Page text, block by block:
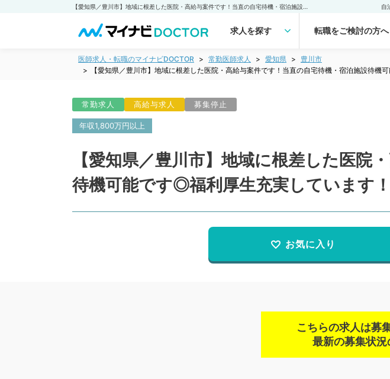
自
求人を探す 転職をご検討の方へ
医師求人・転職のマイナビDOCTOR 常勤医師求人 愛知県
豊川市
【愛知県／豊川市】地域に根差した医院・高給与案件です！当直の自宅待機・宿泊施設待
常勤求人 高給与求人 募集停止
年収1,800万円以上
【愛知県／豊川市】地域に根差した医院
待機可能です◎福利厚生充実しています
お気に入り
こちらの求人は募
最新の募集状況